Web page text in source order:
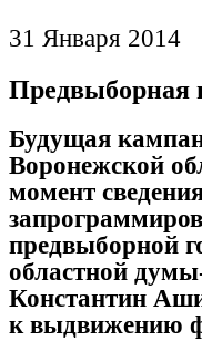
31 Января 2014
Предвыборная
Будущая
Воронежской
момент
предвыборной
областной
Константин
к выдвижению